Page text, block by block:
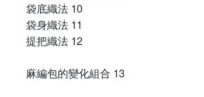
袋底織法 10
袋身織法 11
提把織法 12
麻編包的變化組合 13